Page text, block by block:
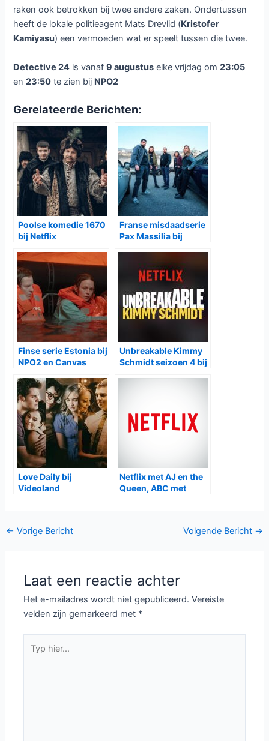
raken ook betrokken bij twee andere zaken. Ondertussen
heeft de lokale politieagent Mats Drevlid (Kristofer
Kamiyasu) een vermoeden wat er speelt tussen die twee.
Detective 24 is vanaf9 augustus elke vrijdag om23:05
en23:50 te zien bij NPO2
Gerelateerde Berichten:
Poolse komedie 1670
bij Netflix
Franse misdaadserie
Pax Massilia bij
Finse serie Estonia bij
NPO2 en Canvas
Unbreakable Kimmy
Schmidt seizoen 4 bij
Love Daily bij
Videoland
Netflix met AJ en the
Queen, ABC met
Bericht
← Vorige Bericht Volgende Bericht →
Laat een reactie achter
Het e-mailadres wordt niet gepubliceerd. Vereiste
velden zijn gemarkeerd met *
hier...